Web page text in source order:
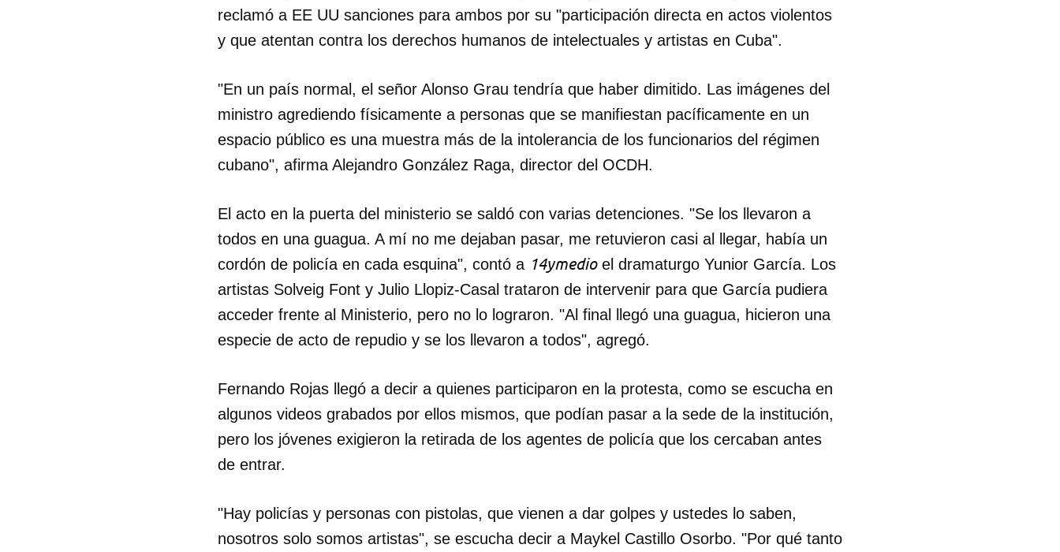
Guardar como favorito
Para poder guardar como favorito, primero has de iniciar sesión con tu
INICIAR SESIÓN CANCELAR
reclamó a EE UU sanciones para ambos por su "participación directa en actos violentos
y que atentan contra los derechos humanos de intelectuales y artistas en Cuba".
"En un país normal, el señor Alonso Grau tendría que haber dimitido. Las imágenes del
ministro agrediendo físicamente a personas que se manifiestan pacíficamente en un
espacio público es una muestra más de la intolerancia de los funcionarios del régimen
cubano", afirma Alejandro González Raga, director del OCDH.
El acto en la puerta del ministerio se saldó con varias detenciones. "Se los llevaron a
todos en una guagua. A mí no me dejaban pasar, me retuvieron casi al llegar, había un
cordón de policía en cada esquina", contó a 14ymedioel dramaturgo Yunior García. Los
artistas Solveig Font y Julio Llopiz-Casal trataron de intervenir para que García pudiera
acceder frente al Ministerio, pero no lo lograron. "Al final llegó una guagua, hicieron una
especie de acto de repudio y se los llevaron a todos", agregó.
Fernando Rojas llegó a decir a quienes participaron en la protesta, como se escucha en
algunos videos grabados por ellos mismos, que podían pasar a la sede de la institución,
pero los jóvenes exigieron la retirada de los agentes de policía que los cercaban antes
de entrar.
"Hay policías y personas con pistolas, que vienen a dar golpes y ustedes lo saben,
nosotros solo somos artistas", se escucha decir a Maykel Castillo Osorbo. "Por qué tanto